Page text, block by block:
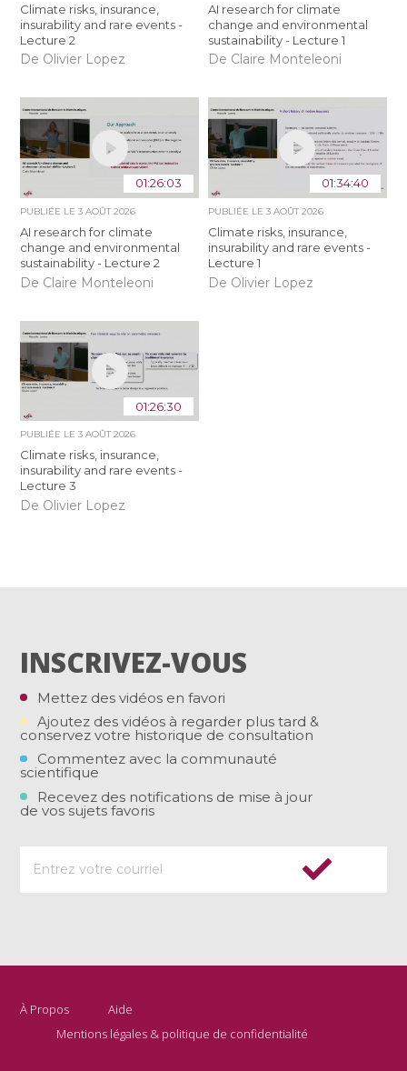
Climate risks, insurance,
insurability and rare events -
Lecture 2
De Olivier Lopez
AI research for climate
change and environmental
sustainability - Lecture 1
De Claire Monteleoni
01:26:03
PUBLIÉE LE3 AOÛT 2026
AI research for climate
change and environmental
sustainability - Lecture 2
De Claire Monteleoni
01:34:40
PUBLIÉE LE 3 AOÛT 2026
Climate risks, insurance,
insurability and rare events -
Lecture 1
De Olivier Lopez
01:26:30
PUBLIÉE LE3 AOÛT 2026
Climate risks, insurance,
insurability and rare events -
Lecture 3
De Olivier Lopez
INSCRIVEZ-VOUS
Mettez des vidéos en favori
Ajoutez des vidéos à regarder plus tard &
conservez votre historique de consultation
Commentez avec la communauté
scientifique
Recevez des notifications de mise à jour
de vos sujets favoris
À Propos
Aide
Mentions légales & politique de confidentialité